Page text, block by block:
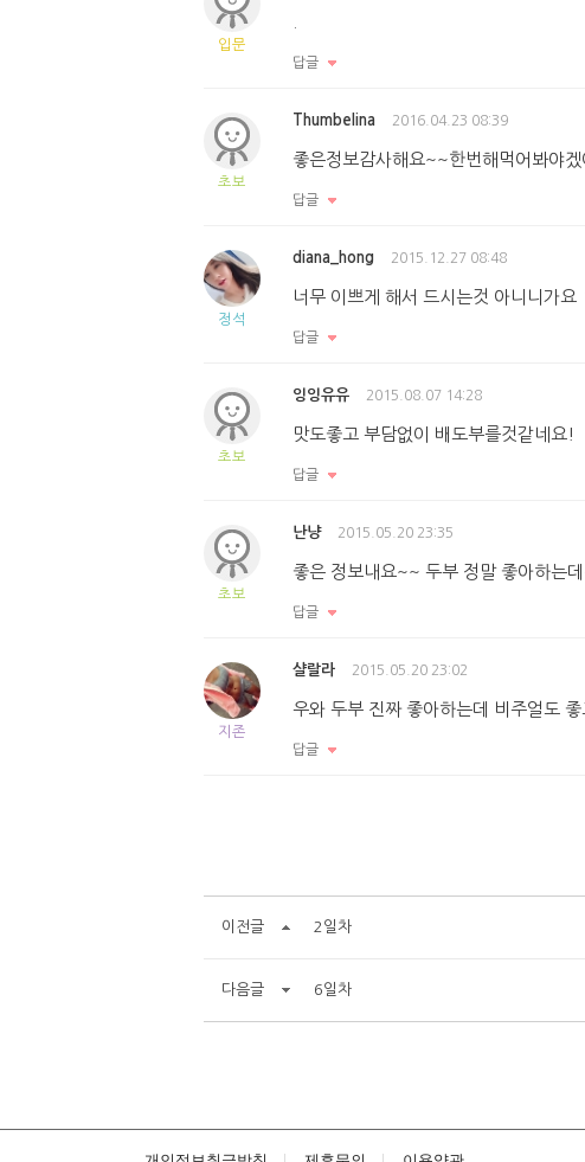
입문
답글
초보
Thumbelina 2016.04.23 08:39
좋은정보감사해요~~한번해먹어봐야겠
답글
정석
diana_hong 2015.12.27 08:48
너무 이쁘게 해서 드시는것 아니니가요
답글
초보
잉잉유유 2015.08.07 14:28
맛도좋고 부담없이 배도부를것같네요!
답글
초보
난냥 2015.05.20 23:35
좋은 정보내요~~ 두부 정말 좋아하는
답글
지존
샬랄라 2015.05.20 23:02
우와 두부 진짜 좋아하는데 비주얼도
답글
이전글 2일차
다음글 6일차